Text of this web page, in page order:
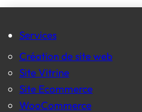
Services
Création de site web
Site Vitrine
Site Ecommerce
WooCommerce